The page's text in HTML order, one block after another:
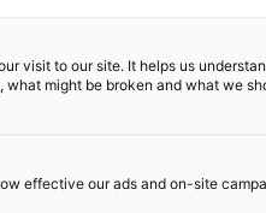
visit to our site. It helps us
what might be broken and what we
effective our ads and on-site